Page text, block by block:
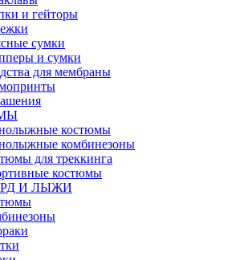
и гейторы
сумки
и сумки
для мембраны
костюмы
комбинезоны
для треккинга
костюмы
И ЛЫЖИ